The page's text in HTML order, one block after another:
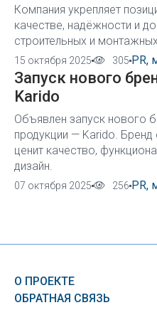
Компания укрепляет
качестве, надёжности и
строительных и
15 октября 2025 305 PR,
Запуск нового
Karido
Объявлен запуск нового
продукции — Karido. Бренд
ценит качество,
дизайн.
07 октября 2025 256 PR,
О ПРОЕКТЕ
ОБРАТНАЯ СВЯЗЬ